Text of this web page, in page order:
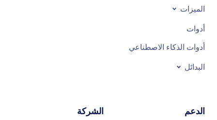
الميزات
أدوات
أدوات الذكاء الاصطناعي
البدائل
الدعم الشركة